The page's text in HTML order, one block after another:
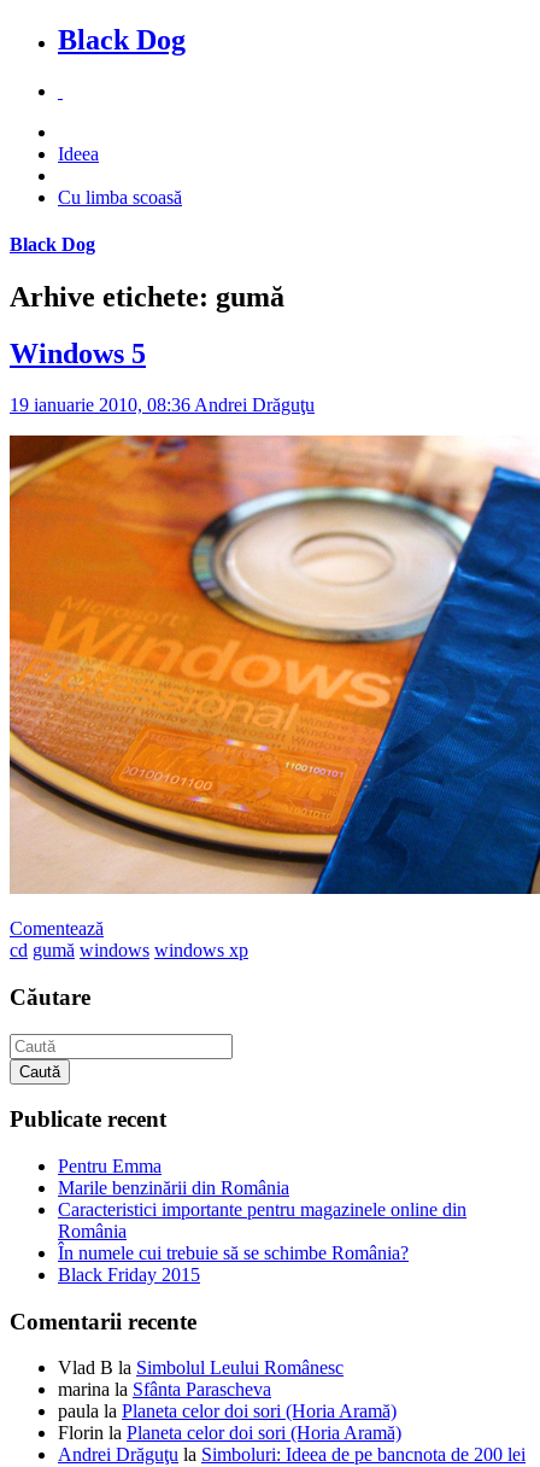
Black Dog
Ideea
Cu limba scoasă
Black Dog
Arhive etichete: gumă
Windows 5
19 ianuarie 2010, 08:36 Andrei Drăguţu
Comentează
cd gumă windows windows xp
Căutare
Caută
Publicate recent
Pentru Emma
Marile benzinării din România
Caracteristici importante pentru magazinele online din
România
În numele cui trebuie să se schimbe România?
Black Friday 2015
Comentarii recente
Vlad B la Simbolul Leului Românesc
marina la Sfânta Parascheva
paula la Planeta celor doi sori (Horia Aramă)
Florin la Planeta celor doi sori (Horia Aramă)
Andrei Drăguţu la Simboluri: Ideea de pe bancnota de 200 lei